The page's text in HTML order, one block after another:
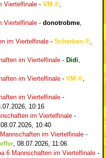
Viertelfinale - VM
,
Viertelfinale - donotrobme,
im Viertelfinale - Scherben
,
im Viertelfinale - Didi,
im Viertelfinale - VM
,
im Viertelfinale -
10:16
im Viertelfinale -
08.07.2026, 10:40
im Viertelfinale -
, 08.07.2026, 11:06
6 Mannschaften im Viertelfinale -